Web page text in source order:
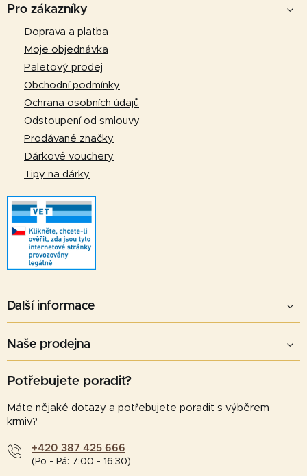
Pro zákazníky
Doprava a platba
Moje objednávka
Paletový prodej
Obchodní podmínky
Ochrana osobních údajů
Odstoupení od smlouvy
Prodávané značky
Dárkové vouchery
Tipy na dárky
Další informace
Naše prodejna
Potřebujete poradit?
Máte nějaké dotazy a potřebujete poradit s výběrem
krmiv?
+420 387 425 666
(Po - Pá: 7:00 - 16:30)